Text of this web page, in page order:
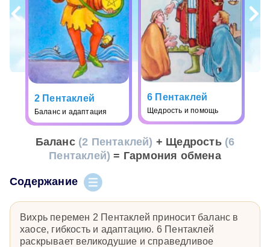
2 Пентаклей
Баланс и адаптация
6 Пентаклей
Щедрость и помощь
Баланс (2 Пентаклей) + Щедрость (6
Пентаклей) = Гармония обмена
Содержание
Вихрь перемен 2 Пентаклей приносит баланс в
хаосе, гибкость и адаптацию. 6 Пентаклей
раскрывает великодушие и справедливое